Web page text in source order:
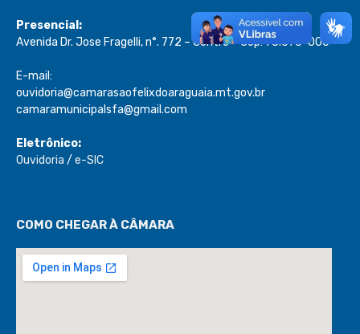
Presencial:
Avenida Dr. Jose Fragelli, n°. 772 – Centro – Cep: 78.670-000
E-mail:
ouvidoria@camarasaofelixdoaraguaia.mt.gov.br
camaramunicipalsfa@gmail.com
Eletrônico:
Ouvidoria / e-SIC
COMO CHEGAR À CÂMARA